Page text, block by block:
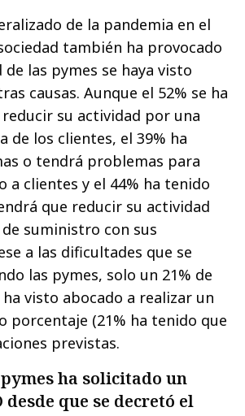
de la pandemia en el
también ha provocado
las pymes se haya visto
causas. Aunque el 52% se ha
su actividad por una
de los clientes, el 39% ha
o tendrá problemas para
a clientes y el 44% ha tenido
que reducir su actividad
suministro con sus
a las dificultades que se
las pymes, solo un 21% de
visto abocado a realizar un
porcentaje (21% ha tenido que
previstas.
pymes ha solicitado un
desde que se decretó el